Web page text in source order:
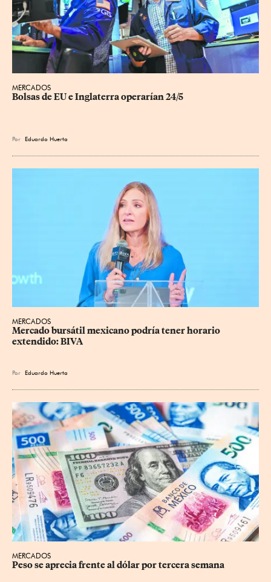
MERCADOS
Bolsas de EU e Inglaterra operarían 24/5
Por Eduardo Huerta
MERCADOS
Mercado bursátil mexicano podría tener horario
extendido: BIVA
Por Eduardo Huerta
MERCADOS
Peso se aprecia frente al dólar por tercera semana